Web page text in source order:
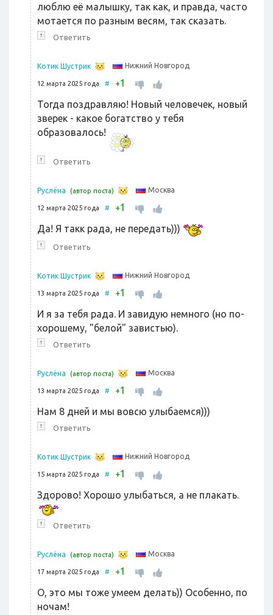
люблю её малышку, так как, и правда, часто
мотается по разным весям, так сказать.
↑ Ответить
Котик Шустрик Нижний Новгород
12 марта 2025 года # +1
Тогда поздравляю! Новый человечек, новый
зверек - какое богатство у тебя
образовалось!
↑ Ответить
Руслёна (автор поста) Москва
12 марта 2025 года # +1
Да! Я такк рада, не передать)))
↑ Ответить
Котик Шустрик Нижний Новгород
13 марта 2025 года # +1
И я за тебя рада. И завидую немного (но по-
хорошему, "белой" завистью).
↑ Ответить
Руслёна (автор поста) Москва
13 марта 2025 года # +1
Нам 8 дней и мы вовсю улыбаемся)))
↑ Ответить
Котик Шустрик Нижний Новгород
15 марта 2025 года # +1
Здорово! Хорошо улыбаться, а не плакать.
↑ Ответить
Руслёна (автор поста) Москва
17 марта 2025 года # +1
О, это мы тоже умеем делать)) Особенно, по
ночам!